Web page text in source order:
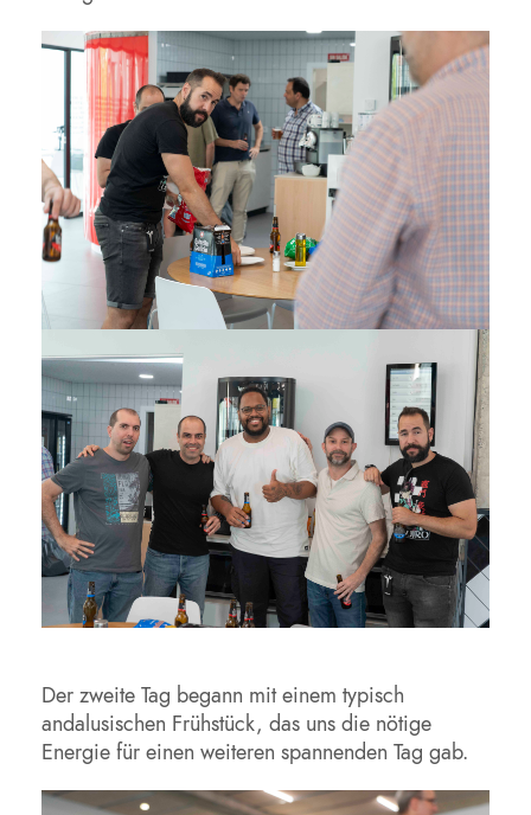
Der zweite Tag begann mit einem typisch
andalusischen Frühstück, das uns die nötige
Energie für einen weiteren spannenden Tag gab.